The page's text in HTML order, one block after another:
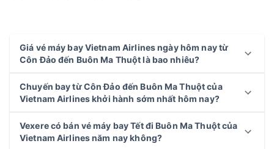
Giá vé máy bay Vietnam Airlines ngày hôm nay từ
Côn Đảo đến Buôn Ma Thuột là bao nhiêu?
Chuyến bay từ Côn Đảo đến Buôn Ma Thuột của
Vietnam Airlines khởi hành sớm nhất hôm nay?
Vexere có bán vé máy bay Tết đi Buôn Ma Thuột của
Vietnam Airlines năm nay không?